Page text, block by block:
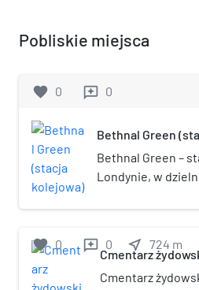
Pobliskie miejsca
favorite 0 reviews 0
Bethnal Green
Bethnal Green –
Londynie, w
brytyjskiego
londyńskiej
należy do drugiej
favorite 0 reviews 0 near_me 724 m
Cmentarz
Cmentarz